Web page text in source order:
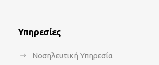
Υπηρεσίες
Νοσηλευτική Υπηρεσία